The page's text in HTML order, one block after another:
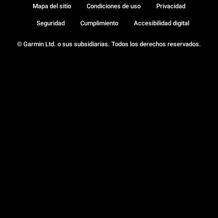
© Garmin Ltd. o sus subsidiarias. Todos los derechos reservados.
Mapa del sitio Condiciones de uso Privacidad
Seguridad Cumplimiento Accesibilidad digital